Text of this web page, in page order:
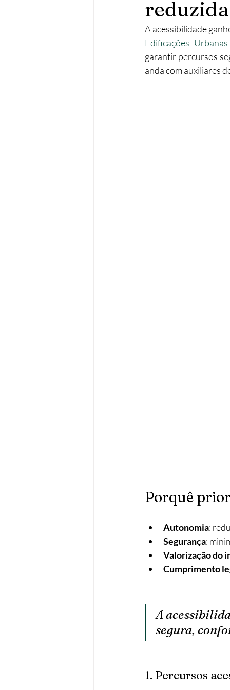
Acessibilidades
reduzida
A acessibilidade
Edificações Urbanas
garantir percursos
anda com auxiliares
Porquê
Autonomia:
Segurança:
Valorização do
Cumprimento
A
segura,
1. Percursos